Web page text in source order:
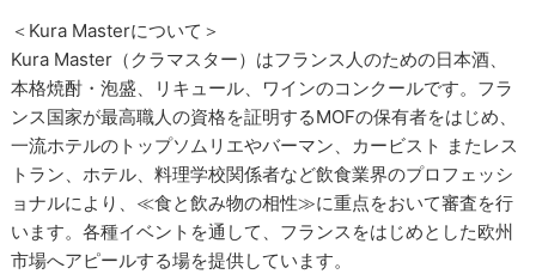
＜Kura Masterについて＞
Kura Master（クラマスター）はフランス人のための日本酒、
本格焼酎・泡盛、リキュール、ワインのコンクールです。フラ
ンス国家が最高職人の資格を証明するMOFの保有者をはじめ、
一流ホテルのトップソムリエやバーマン、カービスト またレス
トラン、ホテル、料理学校関係者など飲食業界のプロフェッシ
ョナルにより、≪食と飲み物の相性≫に重点をおいて審査を行
います。各種イベントを通して、フランスをはじめとした欧州
市場へアピールする場を提供しています。